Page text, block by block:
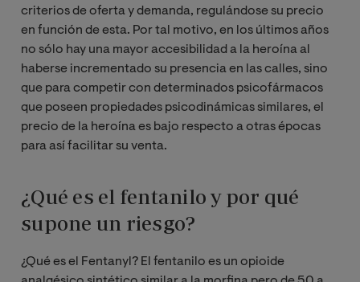
criterios de oferta y demanda, regulándose su precio
en función de esta. Por tal motivo, en los últimos años
no sólo hay una mayor accesibilidad a la heroína al
haberse incrementado su presencia en las calles, sino
que para competir con determinados psicofármacos
que poseen propiedades psicodinámicas similares, el
precio de la heroína es bajo respecto a otras épocas
para así facilitar su venta.
¿Qué es el fentanilo y por qué
supone un riesgo?
¿Qué es el Fentanyl? El fentanilo es un opioide